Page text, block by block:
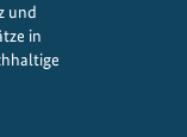
und
in